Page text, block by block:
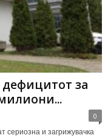
дефицитот за
0
сериозна и загрижувачка